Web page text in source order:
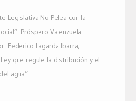
Legislativa No Pelea con la
Próspero Valenzuela
Federico Lagarda Ibarra,
que regule la distribución y el
agua”…